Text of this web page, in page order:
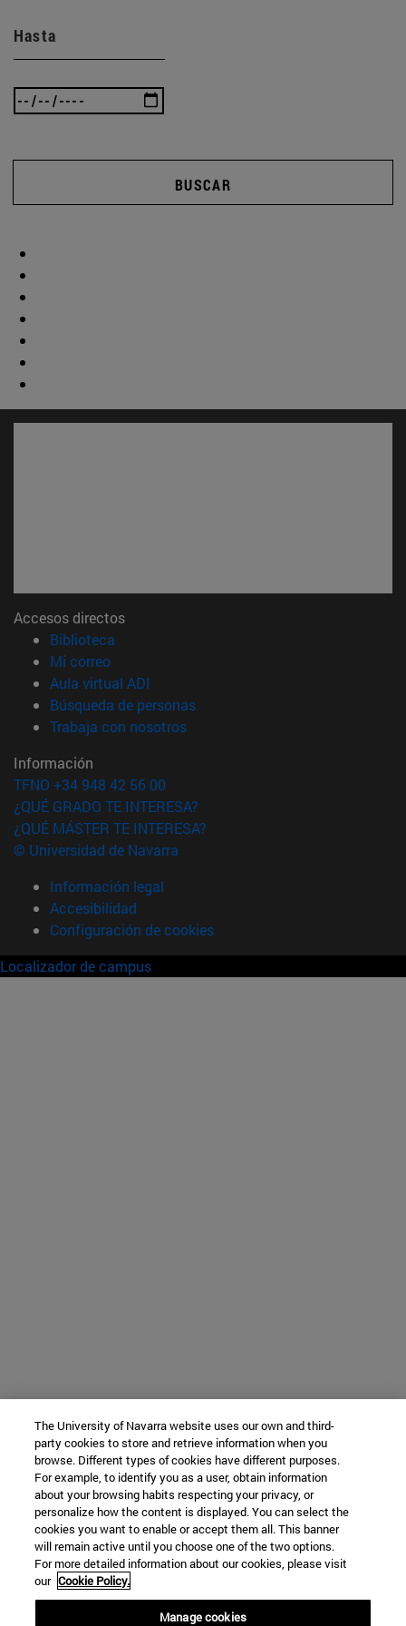
Hasta
BUSCAR
Accesos directos
Biblioteca
Mi correo(abre en nueva ventana)
Aula virtual ADI
Búsqueda de personas(abre en nueva ventana)
Trabaja con nosotros(abre en nueva ventana)
Información
TFNO +34 948 42 56 00
¿QUÉ GRADO TE INTERESA?
¿QUÉ MÁSTER TE INTERESA?
© Universidad de Navarra
Información legal
Accesibilidad
Configuración de cookies
Localizador de campus
The University of Navarra website uses our own and third-
party cookies to store and retrieve information when you
browse. Different types of cookies have different purposes.
For example, to identify you as a user, obtain information
about your browsing habits respecting your privacy, or
personalize how the content is displayed. You can select the
cookies you want to enable or accept them all. This banner
will remain active until you choose one of the two options.
For more detailed information about our cookies, please visit
our Cookie Policy.
Manage cookies